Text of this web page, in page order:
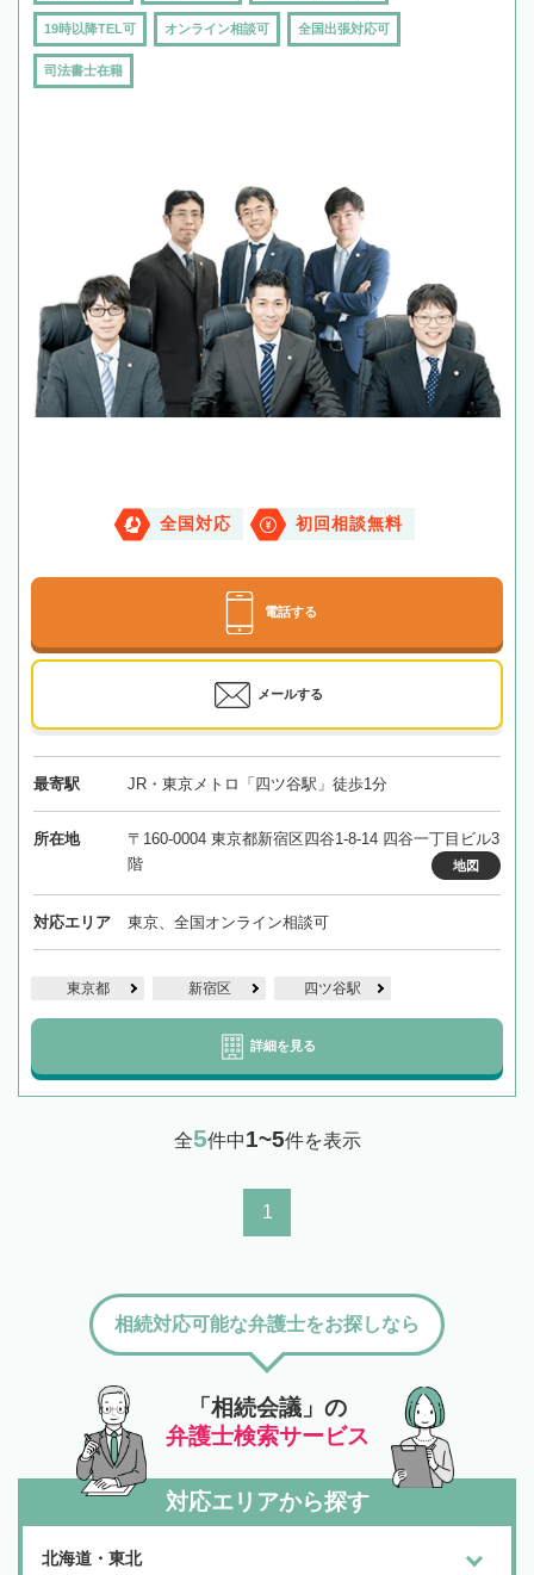
19時以降TEL可 オンライン相談可 全国出張対応可
司法書士在籍
全国対応 初回相談無料
電話する
メールする
最寄駅 JR・東京メトロ「四ツ谷駅」徒歩1分
所在地
〒160-0004 東京都新宿区四谷1-8-14 四谷一丁目ビル3
階
地図
対応エリア 東京、全国オンライン相談可
東京都 新宿区 四ツ谷駅
詳細を見る
全5件中1~5件を表示
1
「相続会議」の
弁護士検索サービス
相続対応可能な弁護士をお探しなら
対応エリアから探す
北海道・東北